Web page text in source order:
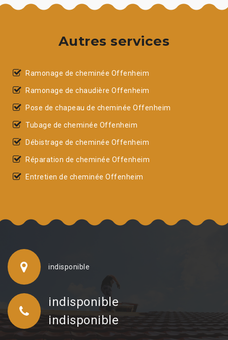
Autres services
Ramonage de cheminée Offenheim
Ramonage de chaudière Offenheim
Pose de chapeau de cheminée Offenheim
Tubage de cheminée Offenheim
Débistrage de cheminée Offenheim
Réparation de cheminée Offenheim
Entretien de cheminée Offenheim
indisponible
indisponible
indisponible